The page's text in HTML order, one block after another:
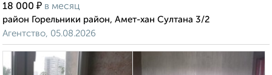
18 000 ₽ в месяц
район Горельники район, Амет-хан Султана 3/2
Агентство, 05.08.2026